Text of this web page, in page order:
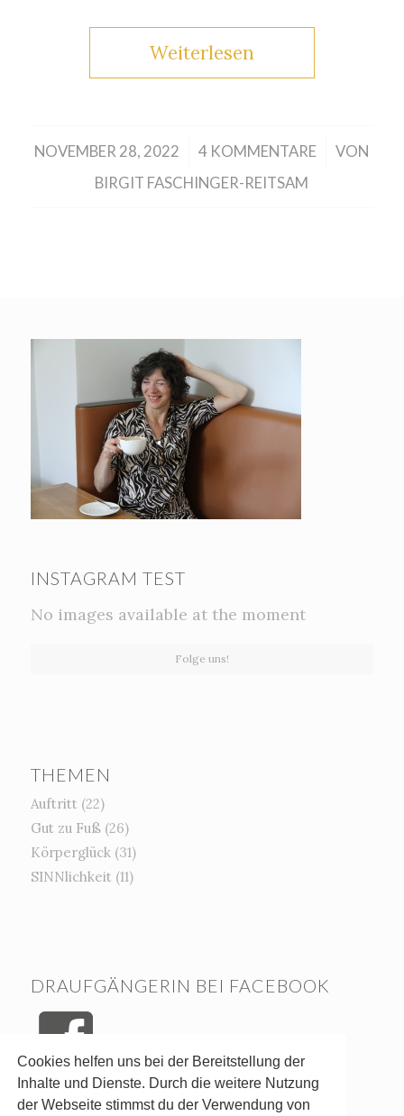
Cookies helfen uns bei der Bereitstellung der
Inhalte und Dienste. Durch die weitere Nutzung
der Webseite stimmst du der Verwendung von
Weiterlesen
NOVEMBER 28, 2022
/ 4 KOMMENTARE
/
VON
BIRGIT FASCHINGER-REITSAM
INSTAGRAM TEST
No images available at the moment
Folge uns!
THEMEN
Auftritt (22)
Gut zu Fuß(26)
Körperglück(31)
SINNlichkeit (11)
DRAUFGÄNGERIN BEI FACEBOOK